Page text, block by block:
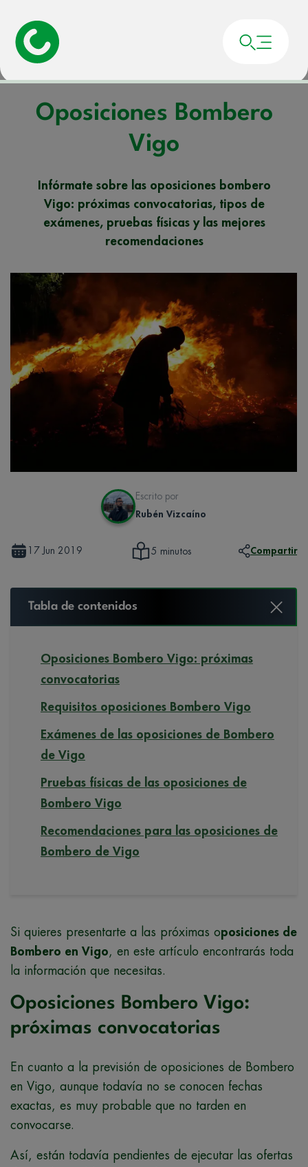
Portada»
Oposiciones Bombero
Vigo
Infórmate sobre las oposiciones bombero
Vigo: próximas convocatorias, tipos de
exámenes, pruebas físicas y las mejores
recomendaciones
Escrito por
Rubén Vizcaíno
17 Jun 2019 5 minutos Compartir
Tabla de contenidos
Oposiciones Bombero Vigo: próximas
convocatorias
Requisitos oposiciones Bombero Vigo
Exámenes de las oposiciones de Bombero
de Vigo
Pruebas físicas de las oposiciones de
Bombero Vigo
Recomendaciones para las oposiciones de
Bombero de Vigo
Si quieres presentarte a las próximas oposiciones de
Bombero en Vigo, en este artículo encontrarás toda
la información que necesitas.
Oposiciones Bombero Vigo:
próximas convocatorias
En cuanto a la previsión de oposiciones de Bombero
en Vigo, aunque todavía no se conocen fechas
exactas, es muy probable que no tarden en
convocarse.
Así, están todavía pendientes de ejecutar las ofertas